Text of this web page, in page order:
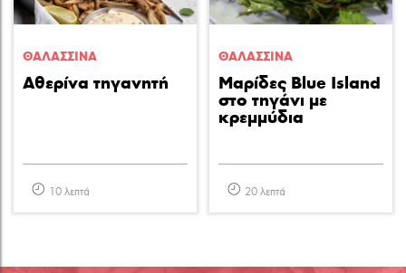
ΘΑΛΑΣΣΙΝA
Αθερίνα τηγανητή
10 λεπτά
ΘΑΛΑΣΣΙΝA
Μαρίδες Blue Island
στο τηγάνι με
κρεμμύδια
20 λεπτά